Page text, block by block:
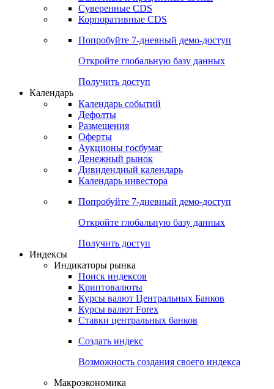
Получить доступ
Деривативы
Валютные и процентные свопы
Корпоративные CDS
Попробуйте7-дневный
Откройте глобальную базу данных
Получить доступ
Календарь
Календарь событий
Дефолты
Размещения
Оферты
Денежный рынок
Календарь инвестора
Попробуйте7-дневный
Откройте глобальную базу данных
Получить доступ
Индикаторы рынка
Поиск индексов
Курсы валют Центральных Банков
Ставки центральных банков
Создать индекс